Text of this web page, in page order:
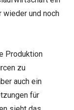
wieder und noch
Produktion
zu
auch ein
für